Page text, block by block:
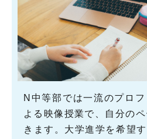
N中等部では一流のプロ
よる映像授業で、自分の
きます。大学進学を希望